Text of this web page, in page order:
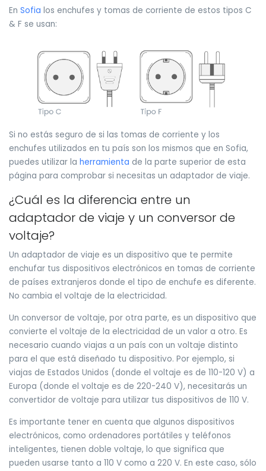
En Sofia los enchufes y tomas de corriente de estos tipos C
& F se usan:
Si no estás seguro de si las tomas de corriente y los
enchufes utilizados en tu país son los mismos que en Sofia,
puedes utilizar la herramienta de la parte superior de esta
página para comprobar si necesitas un adaptador de viaje.
¿Cuál es la diferencia entre un
adaptador de viaje y un conversor de
voltaje?
Un adaptador de viaje es un dispositivo que te permite
enchufar tus dispositivos electrónicos en tomas de corriente
de países extranjeros donde el tipo de enchufe es diferente.
No cambia el voltaje de la electricidad.
Un conversor de voltaje, por otra parte, es un dispositivo que
convierte el voltaje de la electricidad de un valor a otro. Es
necesario cuando viajas a un país con un voltaje distinto
para el que está diseñado tu dispositivo. Por ejemplo, si
viajas de Estados Unidos (donde el voltaje es de 110-120 V) a
Europa (donde el voltaje es de 220-240 V), necesitarás un
convertidor de voltaje para utilizar tus dispositivos de 110 V.
Es importante tener en cuenta que algunos dispositivos
electrónicos, como ordenadores portátiles y teléfonos
inteligentes, tienen doble voltaje, lo que significa que
pueden usarse tanto a 110 V como a 220 V. En este caso, sólo